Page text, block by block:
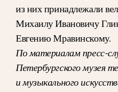
из них принадлежали
Михаилу Ивановичу
Евгению Мравинскому.
По материалам пресс-
Петербургского музея
и музыкального